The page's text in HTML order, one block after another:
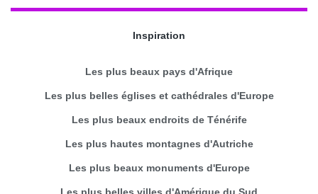
Inspiration
Les plus beaux pays d'Afrique
Les plus belles églises et cathédrales d'Europe
Les plus beaux endroits de Ténérife
Les plus hautes montagnes d'Autriche
Les plus beaux monuments d'Europe